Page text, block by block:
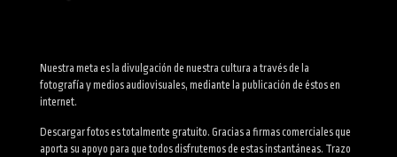
Nuestra meta es la divulgación de nuestra cultura a través de la
fotografía y medios audiovisuales, mediante la publicación de éstos en
internet.
Descargar fotos es totalmente gratuito. Gracias a firmas comerciales que
aporta su apoyo para que todos disfrutemos de estas instantáneas. Trazo